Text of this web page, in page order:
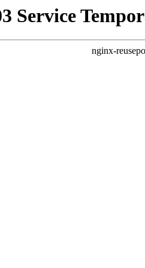
Service
nginx-